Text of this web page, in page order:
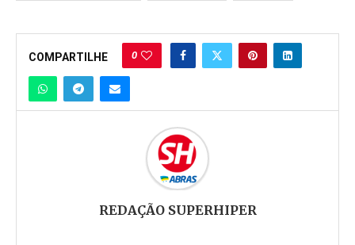
COMPARTILHE 0
REDAÇÃO SUPERHIPER